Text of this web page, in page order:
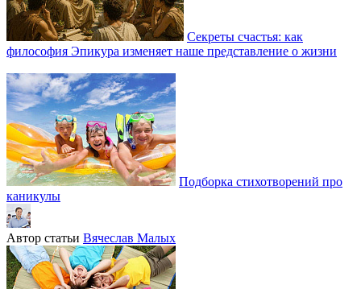
Секреты счастья: как
философия Эпикура изменяет наше представление о жизни
Подборка стихотворений про
каникулы
Автор статьи Вячеслав Малых